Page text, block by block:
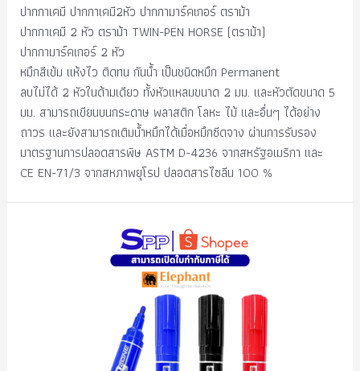
ปากกาเคมี ปากกาเคมี2หัว ปากกามาร์คเกอร์ ตราม้า
ปากกาเคมี 2 หัว ตราม้า TWIN-PEN HORSE (ตราม้า)
ปากกามาร์คเกอร์ 2 หัว
หมึกสีเข้ม แห้งไว ติดทน กันน้ำ เป็นชนิดหมึก Permanent
ลบไม่ได้ 2 หัวในด้ามเดียว ทั้งหัวแหลมขนาด 2 มม. และหัวตัดขนาด 5
มม. สามารถเขียนบนกระดาษ พลาสติก โลหะ ไม้ และอื่นๆ ได้อย่าง
ถาวร และยังสามารถเติมน้ำหมึกได้เมื่อหมึกซีดจาง ผ่านการรับรอง
มาตรฐานการปลอดสารพิษ ASTM D-4236 จากสหรัฐอเมริกา และ
CE EN-71/3 จากสหภาพยุโรป ปลอดสารไซลีน 100 %